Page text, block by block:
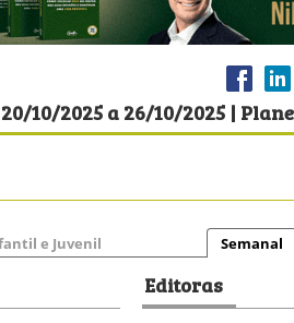
10/2025 a 26/10/2025 |
e Juvenil Semanal
Editoras